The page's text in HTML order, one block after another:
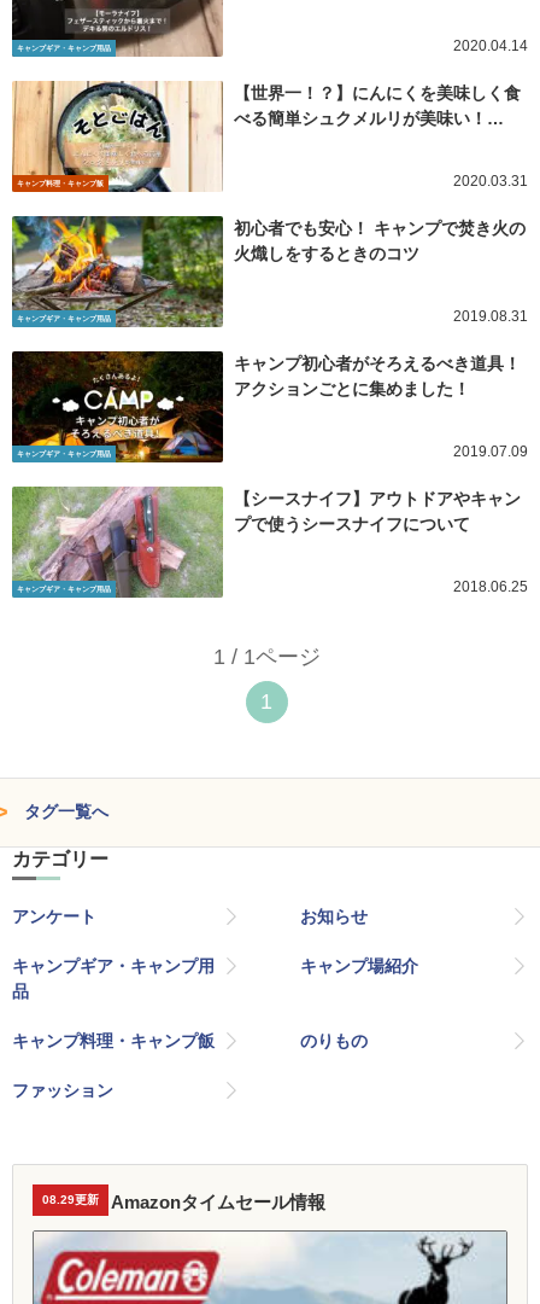
キャンプギア・キャンプ用品 2020.04.14
キャンプ料理・キャンプ飯
【世界一！？】にんにくを美味しく食
べる簡単シュクメルリが美味い！…
2020.03.31
キャンプギア・キャンプ用品
初心者でも安心！ キャンプで焚き火の
火熾しをするときのコツ
2019.08.31
キャンプギア・キャンプ用品
キャンプ初心者がそろえるべき道具！
アクションごとに集めました！
2019.07.09
キャンプギア・キャンプ用品
【シースナイフ】アウトドアやキャン
プで使うシースナイフについて
2018.06.25
1 / 1ページ
1
タグ一覧へ
カテゴリー
アンケート お知らせ
キャンプギア・キャンプ用
品
キャンプ場紹介
キャンプ料理・キャンプ飯 のりもの
ファッション
08.29更新 Amazonタイムセール情報